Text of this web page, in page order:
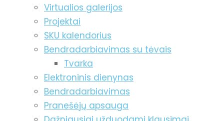
Virtualios galerijos
Projektai
SKU kalendorius
Bendradarbiavimas su tėvais
Tvarka
Elektroninis dienynas
Bendradarbiavimas
Pranešėjų apsauga